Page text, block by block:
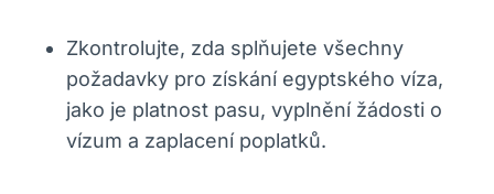
Zkontrolujte, zda splňujete všechny
požadavky pro získání egyptského víza,
jako je platnost pasu, vyplnění žádosti o
vízum a zaplacení poplatků.